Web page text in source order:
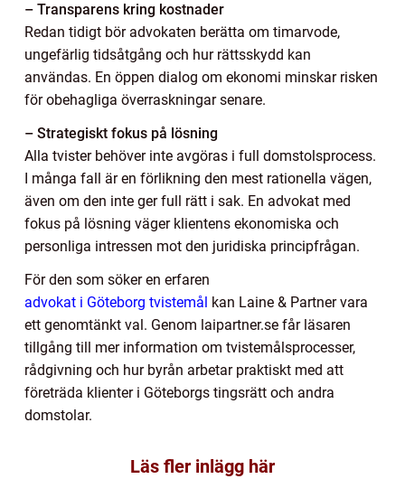
– Transparens kring kostnader
Redan tidigt bör advokaten berätta om timarvode,
ungefärlig tidsåtgång och hur rättsskydd kan
användas. En öppen dialog om ekonomi minskar risken
för obehagliga överraskningar senare.
– Strategiskt fokus på lösning
Alla tvister behöver inte avgöras i full domstolsprocess.
I många fall är en förlikning den mest rationella vägen,
även om den inte ger full rätt i sak. En advokat med
fokus på lösning väger klientens ekonomiska och
personliga intressen mot den juridiska principfrågan.
För den som söker en erfaren
advokat i Göteborg tvistemål kan Laine & Partner vara
ett genomtänkt val. Genom laipartner.se får läsaren
tillgång till mer information om tvistemålsprocesser,
rådgivning och hur byrån arbetar praktiskt med att
företräda klienter i Göteborgs tingsrätt och andra
domstolar.
Läs fler inlägg här